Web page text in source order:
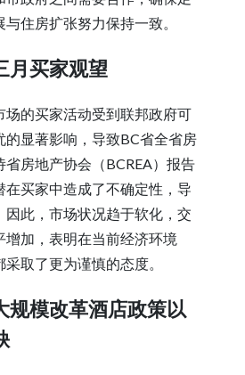
住房扩张努力保持一致。
月买家观望
场的买家活动受到联邦政府可
的显著影响，导致BC省全省房
省房地产协会（BCREA）报告
在买家中造成了不确定性，导
因此，市场状况趋于软化，交
增加，表明在当前经济环境
取了更为谨慎的态度。
规模改革酒店政策以